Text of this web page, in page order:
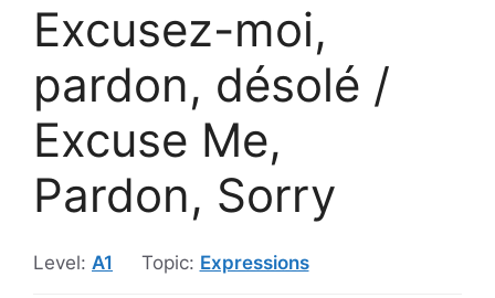
Excusez-moi,
pardon, désolé /
Excuse Me,
Pardon, Sorry
Level: A1 Topic: Expressions